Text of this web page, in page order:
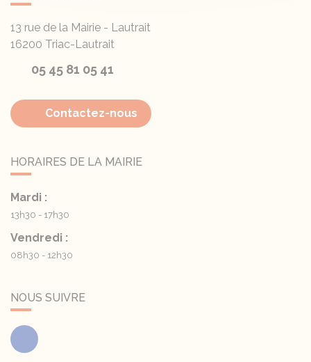
13 rue de la Mairie - Lautrait
16200 Triac-Lautrait
05 45 81 05 41
Contactez-nous
HORAIRES DE LA MAIRIE
Mardi :
13h30 - 17h30
Vendredi :
08h30 - 12h30
NOUS SUIVRE
Facebook